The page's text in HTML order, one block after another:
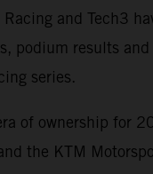
and Tech3
podium results
series.
of ownership for
the KTM